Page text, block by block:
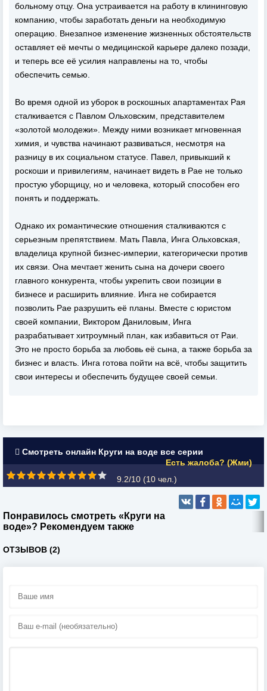
больному отцу. Она устраивается на работу в клининговую
компанию, чтобы заработать деньги на необходимую
операцию. Внезапное изменение жизненных обстоятельств
оставляет её мечты о медицинской карьере далеко позади,
и теперь все её усилия направлены на то, чтобы
обеспечить семью.
Во время одной из уборок в роскошных апартаментах Рая
сталкивается с Павлом Ольховским, представителем
«золотой молодежи». Между ними возникает мгновенная
химия, и чувства начинают развиваться, несмотря на
разницу в их социальном статусе. Павел, привыкший к
роскоши и привилегиям, начинает видеть в Рае не только
простую уборщицу, но и человека, который способен его
понять и поддержать.
Однако их романтические отношения сталкиваются с
серьезным препятствием. Мать Павла, Инга Ольховская,
владелица крупной бизнес-империи, категорически против
их связи. Она мечтает женить сына на дочери своего
главного конкурента, чтобы укрепить свои позиции в
бизнесе и расширить влияние. Инга не собирается
позволить Рае разрушить её планы. Вместе с юристом
своей компании, Виктором Даниловым, Инга
разрабатывает хитроумный план, как избавиться от Раи.
Это не просто борьба за любовь её сына, а также борьба за
бизнес и власть. Инга готова пойти на всё, чтобы защитить
свои интересы и обеспечить будущее своей семьи.
Смотреть онлайн Круги на воде все серии
Есть жалоба? (Жми)
9.2/10 (10 чел.)
Понравилось смотреть «Круги на
воде»? Рекомендуем также
ОТЗЫВОВ (2)